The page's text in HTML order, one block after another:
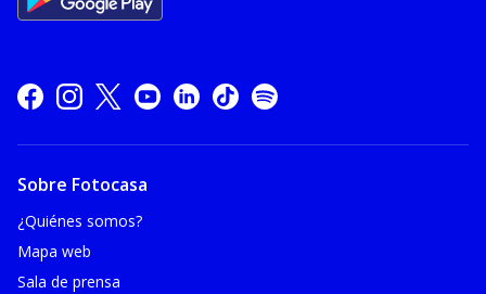
Sobre Fotocasa
¿Quiénes somos?
Mapa web
Sala de prensa